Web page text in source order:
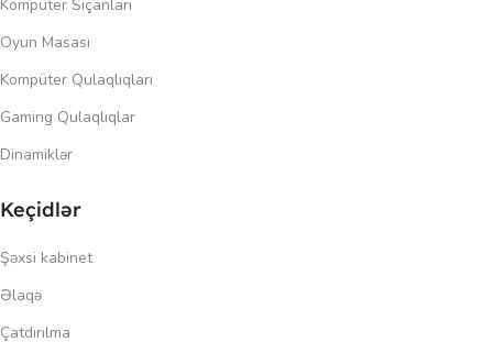
Kompüter Siçanları
Oyun Masası
Kompüter Qulaqlıqları
Gaming Qulaqlıqlar
Dinamiklər
Keçidlər
Şəxsi kabinet
Əlaqə
Çatdırılma